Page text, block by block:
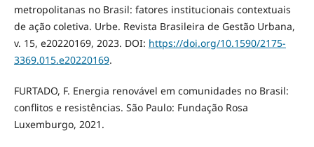
metropolitanas no Brasil: fatores institucionais contextuais
de ação coletiva. Urbe. Revista Brasileira de Gestão Urbana,
v. 15, e20220169, 2023. DOI: https://doi.org/10.1590/2175-
3369.015.e20220169.
FURTADO, F. Energia renovável em comunidades no Brasil:
conflitos e resistências. São Paulo: Fundação Rosa
Luxemburgo, 2021.